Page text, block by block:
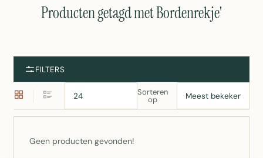
Producten getagd met Bordenrekje'
FILTERS
Sorteren
op
Geen producten gevonden!